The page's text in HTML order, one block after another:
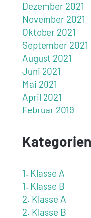
Dezember 2021
November 2021
Oktober 2021
September 2021
August 2021
Juni 2021
Mai 2021
April 2021
Februar 2019
Kategorien
1. Klasse A
1. Klasse B
2. Klasse A
2. Klasse B